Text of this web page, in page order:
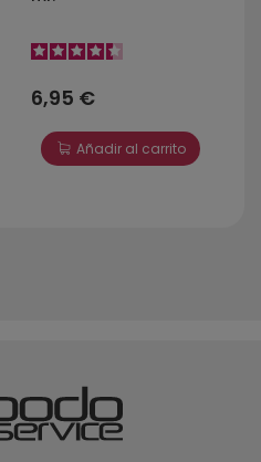
6,95 €
Añadir al carrito